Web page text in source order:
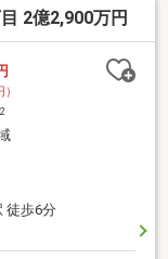
2億2,900万円
2
徒歩6分